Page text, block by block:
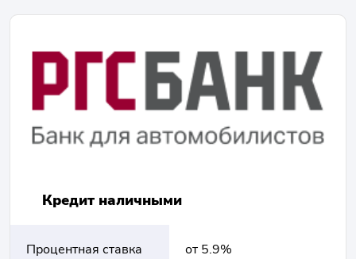
Кредит наличными
Процентная ставка от 5.9%